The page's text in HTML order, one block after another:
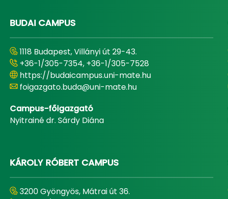
BUDAI CAMPUS
1118 Budapest, Villányi út 29-43.
+36-1/305-7354, +36-1/305-7528
https://budaicampus.uni-mate.hu
foigazgato.buda@uni-mate.hu
Campus-főigazgató
Nyitrainé dr. Sárdy Diána
KÁROLY RÓBERT CAMPUS
3200 Gyöngyös, Mátrai út 36.